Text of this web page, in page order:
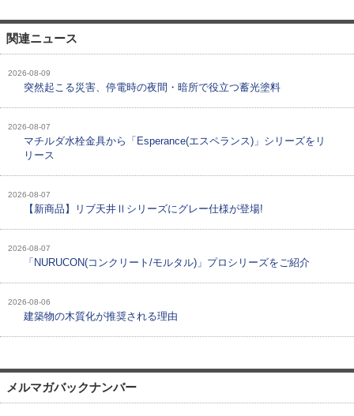
関連ニュース
2026-08-09
突然起こる災害、停電時の夜間・暗所で役立つ蓄光塗料
2026-08-07
マチルダ水栓金具から「Esperance(エスペランス)」シリーズをリ
リース
2026-08-07
【新商品】リブ天井Ⅱシリーズにグレー仕様が登場!
2026-08-07
「NURUCON(コンクリート/モルタル)」プロシリーズをご紹介
2026-08-06
建築物の木質化が推奨される理由
メルマガバックナンバー